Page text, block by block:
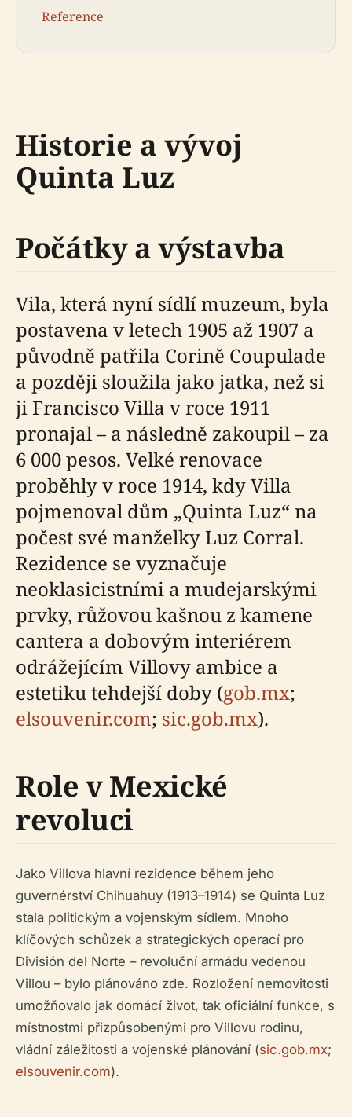
Reference
Historie a vývoj
Quinta Luz
Počátky a výstavba
Vila, která nyní sídlí muzeum, byla
postavena v letech 1905 až 1907 a
původně patřila Corině Coupulade
a později sloužila jako jatka, než si
ji Francisco Villa v roce 1911
pronajal – a následně zakoupil – za
6 000 pesos. Velké renovace
proběhly v roce 1914, kdy Villa
pojmenoval dům „Quinta Luz“ na
počest své manželky Luz Corral.
Rezidence se vyznačuje
neoklasicistními a mudejarskými
prvky, růžovou kašnou z kamene
cantera a dobovým interiérem
odrážejícím Villovy ambice a
estetiku tehdejší doby (gob.mx;
elsouvenir.com; sic.gob.mx).
Role v Mexické
revoluci
Jako Villova hlavní rezidence během jeho
guvernérství Chihuahuy (1913–1914) se Quinta Luz
stala politickým a vojenským sídlem. Mnoho
klíčových schůzek a strategických operací pro
División del Norte – revoluční armádu vedenou
Villou – bylo plánováno zde. Rozložení nemovitosti
umožňovalo jak domácí život, tak oficiální funkce, s
místnostmi přizpůsobenými pro Villovu rodinu,
vládní záležitosti a vojenské plánování (sic.gob.mx;
elsouvenir.com).